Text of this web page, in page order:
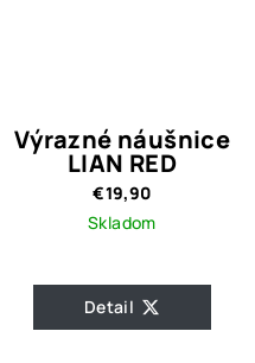
Výrazné náušnice
LIAN RED
€19,90
Skladom
Detail